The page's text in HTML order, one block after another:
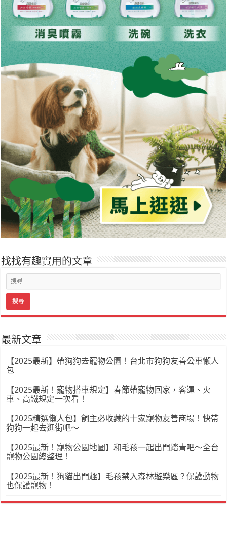
找找有趣實用的文章
最新文章
【2025最新】帶狗狗去寵物公園！台北市狗狗友善公車懶人
包
【2025最新！寵物搭車規定】春節帶寵物回家，客運、火
車、高鐵規定一次看！
【2025精選懶人包】飼主必收藏的十家寵物友善商場！快帶
狗狗一起去逛街吧～
【2025最新！寵物公園地圖】和毛孩一起出門踏青吧～全台
寵物公園總整理！
【2025最新！狗貓出門趣】毛孩禁入森林遊樂區？保護動物
也保護寵物！